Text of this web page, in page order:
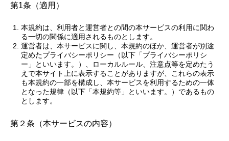
o
k
第1条（適用）
本規約は、利用者と運営者との間の本サービスの利用に関わ
る一切の関係に適用されるものとします。
運営者は、本サービスに関し、本規約のほか、運営者が別途
定めたプライバシーポリシー（以下「プライバシーポリシ
ー」といいます。）、ローカルルール、注意点等を定めたう
えで本サイト上に表示することがありますが、これらの表示
も本規約の一部を構成し、本サービスを利用するための一体
となった規律（以下「本規約等」といいます。）であるもの
とします。
第２条（本サービスの内容）